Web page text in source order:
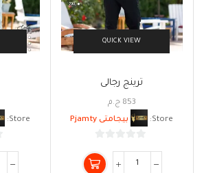
QUICK VIEW
ترينج رجالى
853 ج.م
Store:
بيجامتى Pjamty
من
Store: